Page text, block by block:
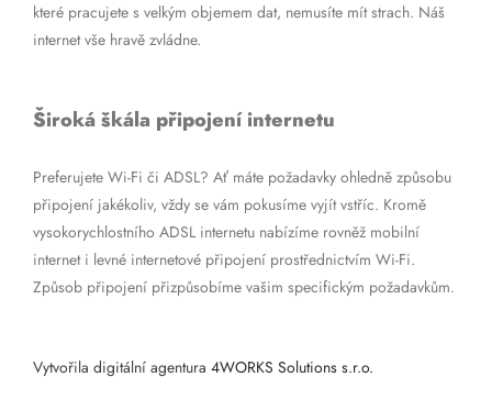
které pracujete s velkým objemem dat, nemusíte mít strach. Náš
internet vše hravě zvládne.
Široká škála připojení internetu
Preferujete Wi-Fi či ADSL? Ať máte požadavky ohledně způsobu
připojení jakékoliv, vždy se vám pokusíme vyjít vstříc. Kromě
vysokorychlostního ADSL internetu nabízíme rovněž mobilní
internet i levné internetové připojení prostřednictvím Wi-Fi.
Způsob připojení přizpůsobíme vašim specifickým požadavkům.
Vytvořila digitální agentura 4WORKS Solutions s.r.o.